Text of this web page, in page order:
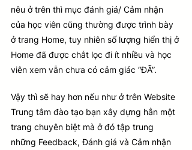
nêu ở trên thì mục đánh giá/ Cảm nhận
của học viên cũng thường được trình bày
ở trang Home, tuy nhiên số lượng hiển thị ở
Home đã được chắt lọc đi ít nhiều và học
viên xem vẫn chưa có cảm giác “ĐÃ”.
Vậy thì sẽ hay hơn nếu như ở trên Website
Trung tâm đào tạo bạn xây dựng hẳn một
trang chuyên biệt mà ở đó tập trung
những Feedback, Đánh giá và Cảm nhận